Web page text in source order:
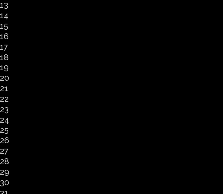
13
14
15
16
17
18
19
20
21
22
23
24
25
26
27
28
29
30